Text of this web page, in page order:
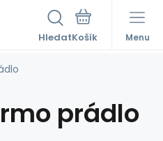
Hledat Menu
prádlo